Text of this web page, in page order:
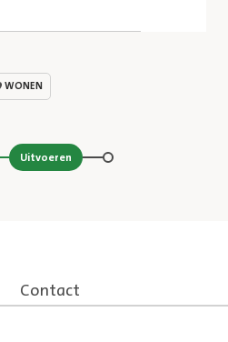
WONEN
Stap 3 van 4
Uitvoeren
Contact